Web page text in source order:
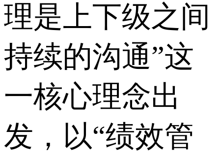
理是上下级之间
持续的沟通”这
一核心理念出
发，以“绩效管